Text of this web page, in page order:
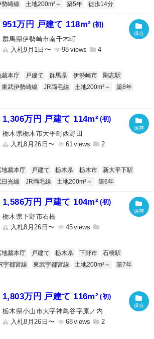
崎線 土地200m²～ 築5年 徒歩14分
951万円 戸建て 118m² (初)
群馬県伊勢崎市南千木町
入札9月1日〜
98 4
裁本庁 戸建て 群馬県 伊勢崎市
剛志駅
東武伊勢崎線 JR両毛線 土地200m²～
築8年
1,306万円 戸建て 114m² (初)
栃木県栃木市大平町西野田
入札8月26日〜
61 2
地裁本庁 戸建て 栃木県 栃木市
新大平下駅
日光線 JR両毛線 土地200m²～ 築6年
1,586万円 戸建て 104m² (初)
栃木県下野市石橋
入札8月26日〜
45
地裁本庁 戸建て 栃木県 下野市
石橋駅
宇都宮線 東武宇都宮線 土地200m²～
築7年
1,803万円 戸建て 116m² (初)
栃木県小山市大字神鳥谷字原ノ内
入札8月26日〜
68 2